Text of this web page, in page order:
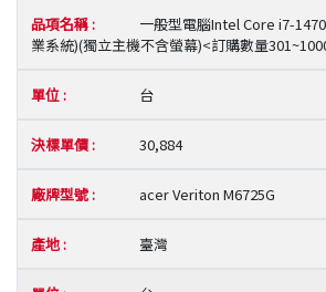
一般型電腦Intel Core i7-
業系統)(獨立主機不含螢幕)<訂購數量
台
30,884
acer Veriton M6725G
臺灣